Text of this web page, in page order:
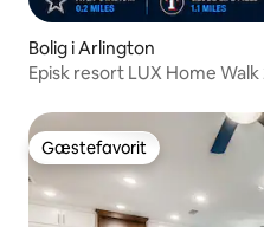
Bolig i Arlington
Episk resort LUX Home
Gæstefavorit
Gæstefavorit